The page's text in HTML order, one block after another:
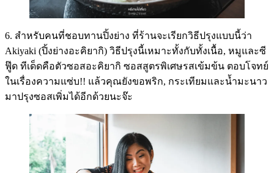
6. สำหรับคนที่ชอบทานปิ้งย่าง ที่ร้านจะเรียกวิธีปรุงแบบนี้ว่า
Akiyaki (ปิ้งย่างอะคิยากิ) วิธีปรุงนี้เหมาะทั้งกับทั้งเนื้อ, หมูและซี
ฟู๊ด ทีเด็ดคือตัวซอสอะคิยากิ ซอสสูตรพิเศษรสเข้มข้น ตอบโจทย์
ในเรื่องความแซ่บ!! แล้วคุณยังขอพริก, กระเทียมและน้ำมะนาว
มาปรุงซอสเพิ่มได้อีกด้วยนะจ๊ะ